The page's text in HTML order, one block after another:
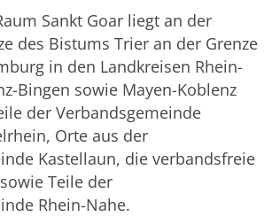
Sankt Goar liegt an der
des Bistums Trier an der Grenze
in den Landkreisen Rhein-
Bingen sowie Mayen-Koblenz
der Verbandsgemeinde
Orte aus der
Kastellaun, die verbandsfreie
Teile der
Rhein-Nahe.